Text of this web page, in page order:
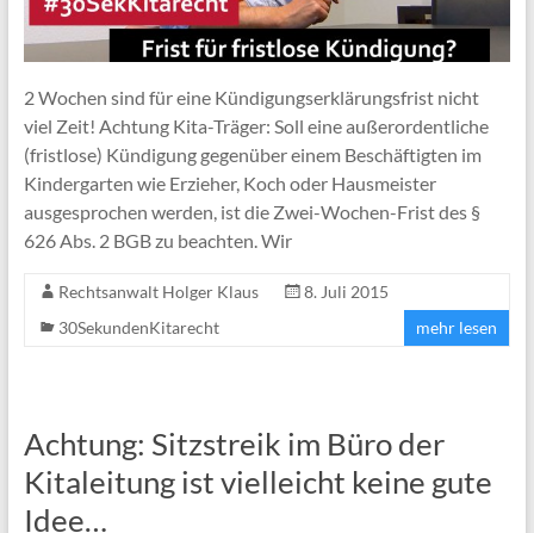
2 Wochen sind für eine Kündigungserklärungsfrist nicht
viel Zeit! Achtung Kita-Träger: Soll eine außerordentliche
(fristlose) Kündigung gegenüber einem Beschäftigten im
Kindergarten wie Erzieher, Koch oder Hausmeister
ausgesprochen werden, ist die Zwei-Wochen-Frist des §
626 Abs. 2 BGB zu beachten. Wir
Rechtsanwalt Holger Klaus
8. Juli 2015
30SekundenKitarecht
mehr lesen
Achtung: Sitzstreik im Büro der
Kitaleitung ist vielleicht keine gute
Idee…